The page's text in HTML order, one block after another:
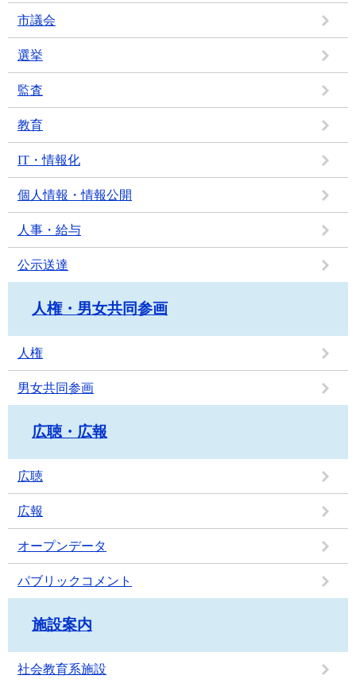
市議会
選挙
監査
教育
IT・情報化
個人情報・情報公開
人事・給与
公示送達
人権・男女共同参画
人権
男女共同参画
広聴・広報
広聴
広報
オープンデータ
パブリックコメント
施設案内
社会教育系施設